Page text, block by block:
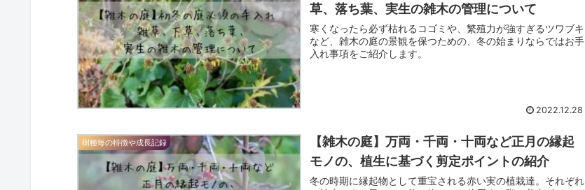
草、落ち葉、実生の雑木の管理について
寒くなったら必ず枯れるコゴミや、繁殖力が強すぎるツワブキ
など、雑木の庭の景観を保つための、冬の始まりならではお手
入れ事項をご紹介します。
2022.12.28
樹種毎の特徴や成長記録
【雑木の庭】万両・千両・十両など正月の縁起
モノの、植生に基づく剪定ポイントの紹介
冬の時期に縁起物として重宝される赤い実の植栽達。それぞれ